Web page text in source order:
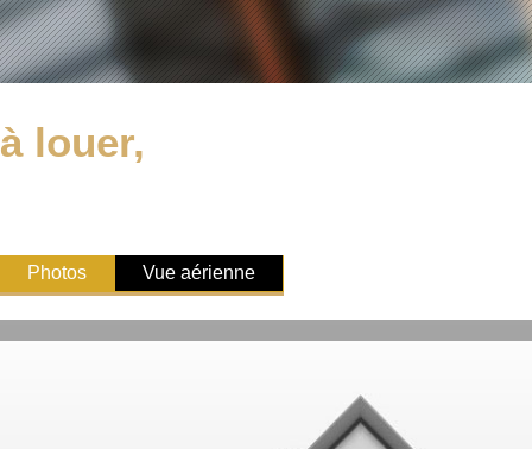
à louer,
Photos Vue aérienne